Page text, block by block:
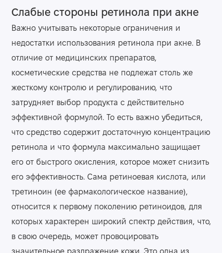
Слабые стороны ретинола при акне
Важно учитывать некоторые ограничения и
недостатки использования ретинола при акне. В
отличие от медицинских препаратов,
косметические средства не подлежат столь же
жесткому контролю и регулированию, что
затрудняет выбор продукта с действительно
эффективной формулой. То есть важно убедиться,
что средство содержит достаточную концентрацию
ретинола и что формула максимально защищает
его от быстрого окисления, которое может снизить
его эффективность. Сама ретиноевая кислота, или
третиноин (ее фармакологическое название),
относится к первому поколению ретиноидов, для
которых характерен широкий спектр действия, что,
в свою очередь, может провоцировать
значительное раздражение кожи. Это одна из